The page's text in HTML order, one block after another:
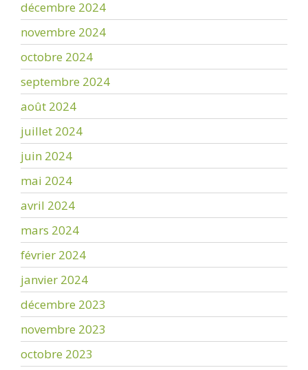
décembre 2024
novembre 2024
octobre 2024
septembre 2024
août 2024
juillet 2024
juin 2024
mai 2024
avril 2024
mars 2024
février 2024
janvier 2024
décembre 2023
novembre 2023
octobre 2023